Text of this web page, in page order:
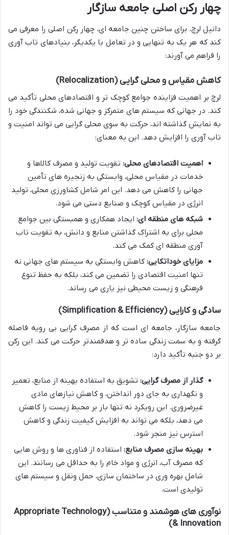
چهار رکن اصلی جامعه سازگار
دانیل لرچ، برای ساختن چنین جامعه ای، چهار رکن اصلی را معرفی می
کند که هر یک به تنهایی و در تعامل با یکدیگر، بنیادهای تاب آوری
را فراهم می آورند:
کاهش مقیاس و محلی گرایی (Relocalization)
لرچ بر اهمیت فزاینده جوامع کوچک تر و اقتصادهای محلی تأکید می
کند. در جهانی که سیستم های متمرکز و جهانی شده، شکنندگی خود را
به نمایش گذاشته اند، حرکت به سوی محلی گرایی می تواند امنیت و
تاب آوری را افزایش دهد. این به معنای:
اهمیت اقتصادهای محلی: تقویت تولید و مصرف کالاها و
خدمات در مقیاس محلی، وابستگی به زنجیره های تأمین
جهانی را کاهش می دهد. این امر شامل کشاورزی محلی، تولید
انرژی در مقیاس کوچک و صنایع دستی می شود.
شبکه های منطقه ای: ایجاد همکاری و همبستگی بین جوامع
محلی برای به اشتراک گذاشتن منابع و دانش، به تقویت تاب
آوری منطقه ای کمک می کند.
مزایای خوداتکایی: کاهش وابستگی به سیستم های جهانی نه
تنها امنیت اقتصادی را تضمین می کند، بلکه به حفظ تنوع
فرهنگی و زیست محیطی نیز یاری می رساند.
سادگی و کارایی (Simplification & Efficiency)
جامعه سازگار، جامعه ای است که از مصرف گرایی بی رویه فاصله
گرفته و به سمت زندگی ساده تر و هدفمندتر حرکت می کند. این رکن
بر دو جنبه تأکید دارد:
گذار از مصرف گرایی: تشویق به استفاده بهینه از منابع، تعمیر
و نگهداری به جای دور انداختن، و کاهش نیازهای مادی
غیرضروری. این رویکرد نه تنها بار بر محیط زیست را کاهش
می دهد، بلکه می تواند به افزایش کیفیت زندگی و کاهش
استرس نیز منجر شود.
بهینه سازی مصرف منابع: استفاده از فناوری ها و روش هایی
که مصرف آب، انرژی و مواد خام را به حداقل می رسانند. این
شامل بهره وری در ساختمان سازی، حمل ونقل و سیستم های
تولیدی است.
نوآوری های هوشمند و متناسب (Appropriate Technology
& Innovation)